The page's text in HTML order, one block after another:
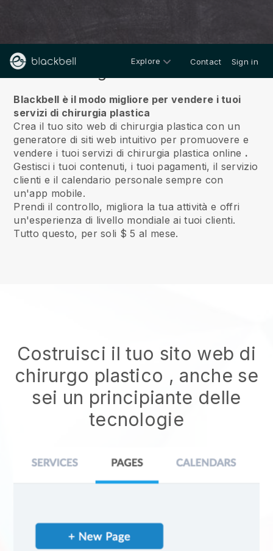
Explore Contact Sign in
Blackbell è il modo migliore per vendere i tuoi
servizi di chirurgia plastica
Crea il tuo sito web di chirurgia plastica con un
generatore di siti web intuitivo per promuovere e
vendere i tuoi servizi di chirurgia plastica online .
Gestisci i tuoi contenuti, i tuoi pagamenti, il servizio
clienti e il calendario personale sempre con
un'app mobile.
Prendi il controllo, migliora la tua attività e offri
un'esperienza di livello mondiale ai tuoi clienti.
Tutto questo, per soli $ 5 al mese.
Costruisci il tuo sito web di
chirurgo plastico , anche se
sei un principiante delle
tecnologie